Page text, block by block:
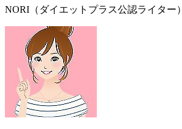
NORI（ダイエットプラス公認ライター）